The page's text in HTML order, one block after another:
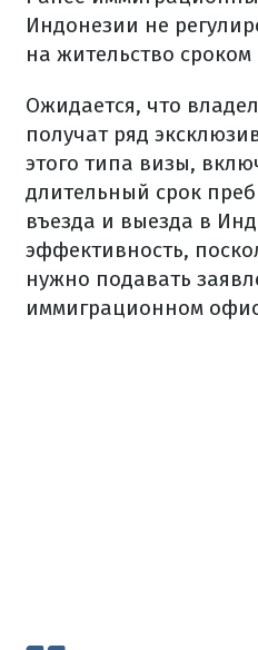
Индонезии не
на жительство сроком
Ожидается, что
получат ряд
этого типа визы,
длительный срок
въезда и выезда в
эффективность,
нужно подавать
иммиграционном